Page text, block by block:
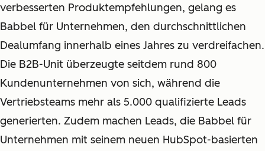
verbesserten Produktempfehlungen, gelang es
Babbel für Unternehmen, den durchschnittlichen
Dealumfang innerhalb eines Jahres zu verdreifachen.
Die B2B-Unit überzeugte seitdem rund 800
Kundenunternehmen von sich, während die
Vertriebsteams mehr als 5.000 qualifizierte Leads
generierten. Zudem machen Leads, die Babbel für
Unternehmen mit seinem neuen HubSpot-basierten